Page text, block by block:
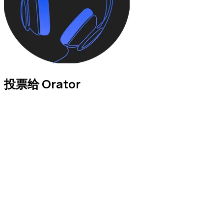
投票给 Orator